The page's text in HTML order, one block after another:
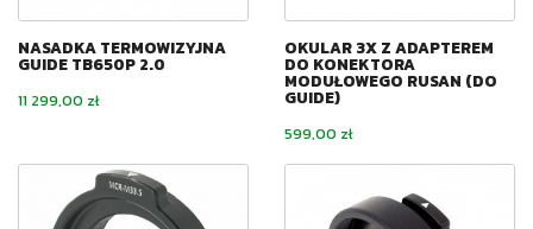
NASADKA TERMOWIZYJNA
GUIDE TB650P 2.0
Cena
11 299,00 zł
OKULAR 3X Z ADAPTEREM
DO KONEKTORA
MODUŁOWEGO RUSAN (DO
GUIDE)
Cena
599,00 zł